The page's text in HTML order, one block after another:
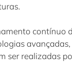
contínuo
ser realizadas